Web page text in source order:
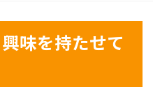
味を持たせて